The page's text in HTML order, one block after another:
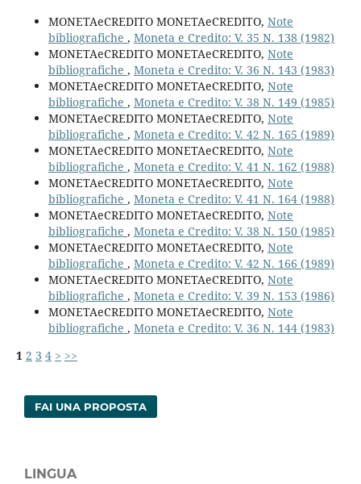
MONETAeCREDITO MONETAeCREDITO, Note
bibliografiche , Moneta e Credito: V. 35 N. 138 (1982)
MONETAeCREDITO MONETAeCREDITO, Note
bibliografiche , Moneta e Credito: V. 36 N. 143 (1983)
MONETAeCREDITO MONETAeCREDITO, Note
bibliografiche , Moneta e Credito: V. 38 N. 149 (1985)
MONETAeCREDITO MONETAeCREDITO, Note
bibliografiche , Moneta e Credito: V. 42 N. 165 (1989)
MONETAeCREDITO MONETAeCREDITO, Note
bibliografiche , Moneta e Credito: V. 41 N. 162 (1988)
MONETAeCREDITO MONETAeCREDITO, Note
bibliografiche , Moneta e Credito: V. 41 N. 164 (1988)
MONETAeCREDITO MONETAeCREDITO, Note
bibliografiche , Moneta e Credito: V. 38 N. 150 (1985)
MONETAeCREDITO MONETAeCREDITO, Note
bibliografiche , Moneta e Credito: V. 42 N. 166 (1989)
MONETAeCREDITO MONETAeCREDITO, Note
bibliografiche , Moneta e Credito: V. 39 N. 153 (1986)
MONETAeCREDITO MONETAeCREDITO, Note
bibliografiche , Moneta e Credito: V. 36 N. 144 (1983)
1 2 3 4 > >>
FAI UNA PROPOSTA
LINGUA